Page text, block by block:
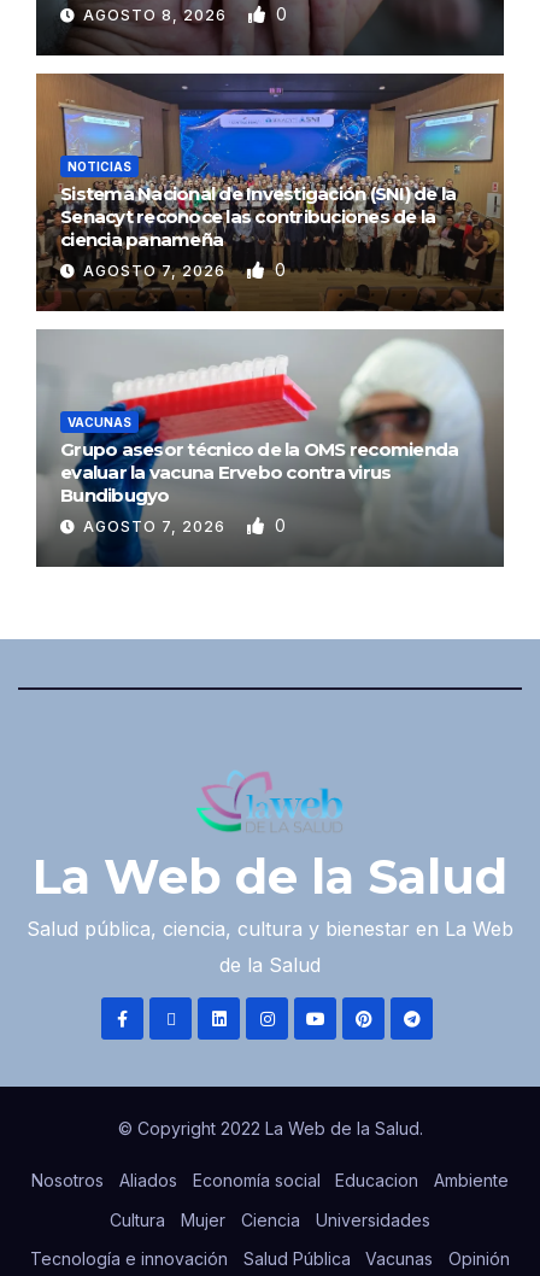
AGOSTO 8, 2026 0
NOTICIAS
Sistema Nacional de Investigación (SNI) de la
Senacyt reconoce las contribuciones de la
ciencia panameña
AGOSTO 7, 2026 0
VACUNAS
Grupo asesor técnico de la OMS recomienda
evaluar la vacuna Ervebo contra virus
Bundibugyo
AGOSTO 7, 2026 0
La Web de la Salud
Salud pública, ciencia, cultura y bienestar en La Web
de la Salud
© Copyright 2022 La Web de la Salud.
Nosotros Aliados Economía social Educacion
Ambiente
Cultura
Mujer Ciencia
Universidades
Tecnología e innovación
Salud Pública Vacunas Opinión